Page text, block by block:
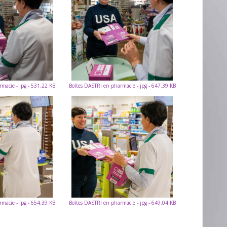
- jpg - 531.22 KB Boîtes DASTRI en pharmacie - jpg - 647.39 KB
- jpg - 654.39 KB Boîtes DASTRI en pharmacie - jpg - 649.04 KB